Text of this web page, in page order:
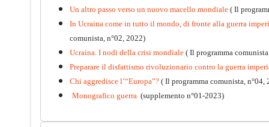
PDF n°10 - 2026
Un altro passo verso un nuovo macello mondiale ( Il
In Ucraina come in tutto il mondo, di fronte alla guerra
comunista, n°02, 2022)
Ucraina. I nodi della crisi mondiale ( Il programma
Preparare il disfattismo rivoluzionario contro la guerra
Chi aggredisce l’“Europa”? ( Il programma comunista, n°04,
Monografico guerra (supplemento n°01-2023)